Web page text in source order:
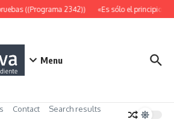
((Programa 2342)) «Es sólo el principio»
Menu
Contact
Search results